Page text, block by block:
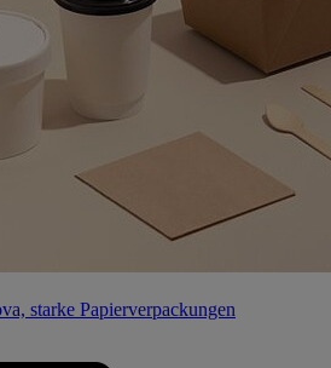
starke Papierverpackungen